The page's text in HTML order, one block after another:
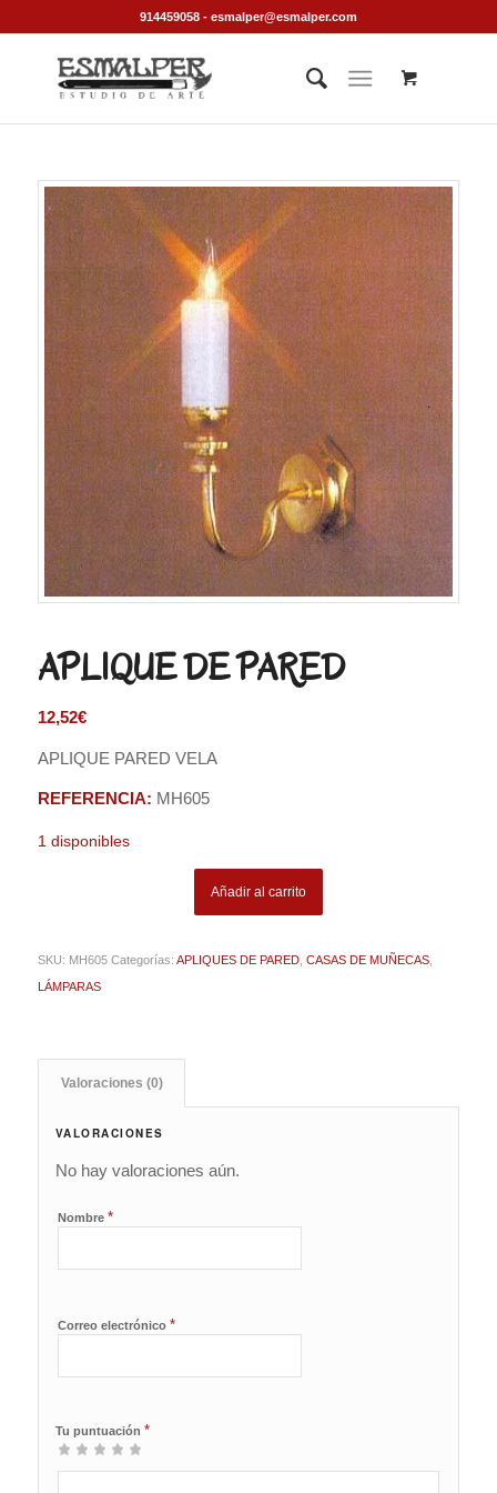
914459058 - esmalper@esmalper.com
APLIQUE DE PARED
12,52€
APLIQUE PARED VELA
REFERENCIA: MH605
1 disponibles
Añadir al carrito
SKU: MH605 Categorías: APLIQUES DE PARED, CASAS DE MUÑECAS,
LÁMPARAS
Valoraciones (0)
VALORACIONES
No hay valoraciones aún.
Nombre *
Correo electrónico *
Tu puntuación *
1
2 de
3 de 5
4 de 5
5 de 5